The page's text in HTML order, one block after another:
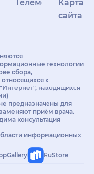
Телемедицина
Карта
сайта
технологии
сбора,
относящихся к
находящихся
предназначены для
приём врача.
консультация
информационных
RuStore